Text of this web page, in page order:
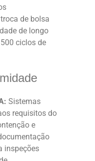
de bolsa
de longo
ciclos de
Sistemas
requisitos do
e
inspeções